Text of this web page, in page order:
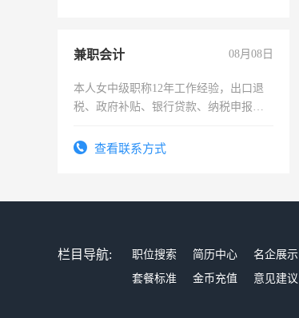
兼职会计 08月08日
本人女中级职称12年工作经验，出口退
税、政府补贴、银行贷款、纳税申报、
务，财务咨询等业务。欲求兼职会计工
查看联系方式
栏目导航: 职位搜索 简历中心 名企展示
套餐标准
金币充值 意见建议